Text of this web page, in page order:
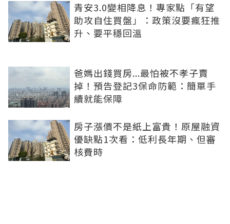
青安3.0變相降息！專家點「有望
助攻自住買盤」：政策沒要瘋狂推
升、要平穩回溫
爸媽出錢買房...最怕被不孝子賣
掉！預告登記3保命防範：簡單手
續就能保障
房子漲價不是紙上富貴！原屋融資
優缺點1次看：低利長年期、但審
核費時